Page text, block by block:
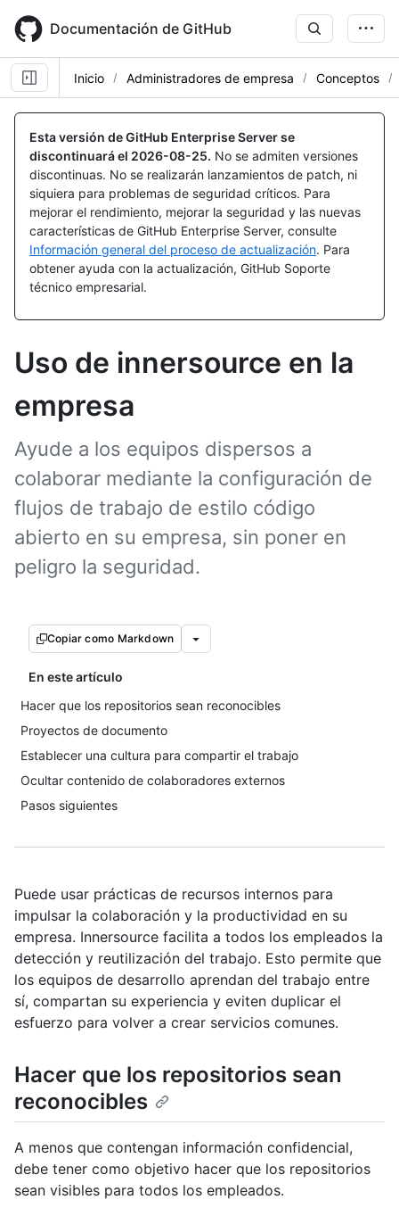
main
content
Documentación de GitHub
Inicio Administradores de empresa Conceptos
Esta versión de GitHub Enterprise Server se
discontinuará el 2026-08-25. No se admiten versiones
discontinuas. No se realizarán lanzamientos de patch, ni
siquiera para problemas de seguridad críticos. Para
mejorar el rendimiento, mejorar la seguridad y las nuevas
características de GitHub Enterprise Server, consulte
Información general del proceso de actualización. Para
obtener ayuda con la actualización, GitHub Soporte
técnico empresarial.
Uso de innersource en la
empresa
Ayude a los equipos dispersos a
colaborar mediante la configuración de
flujos de trabajo de estilo código
abierto en su empresa, sin poner en
peligro la seguridad.
Copiar como Markdown
En este artículo
Hacer que los repositorios sean reconocibles
Proyectos de documento
Establecer una cultura para compartir el trabajo
Ocultar contenido de colaboradores externos
Pasos siguientes
Puede usar prácticas de recursos internos para
impulsar la colaboración y la productividad en su
empresa. Innersource facilita a todos los empleados la
detección y reutilización del trabajo. Esto permite que
los equipos de desarrollo aprendan del trabajo entre
sí, compartan su experiencia y eviten duplicar el
esfuerzo para volver a crear servicios comunes.
Hacer que los repositorios sean
reconocibles
A menos que contengan información confidencial,
debe tener como objetivo hacer que los repositorios
sean visibles para todos los empleados.